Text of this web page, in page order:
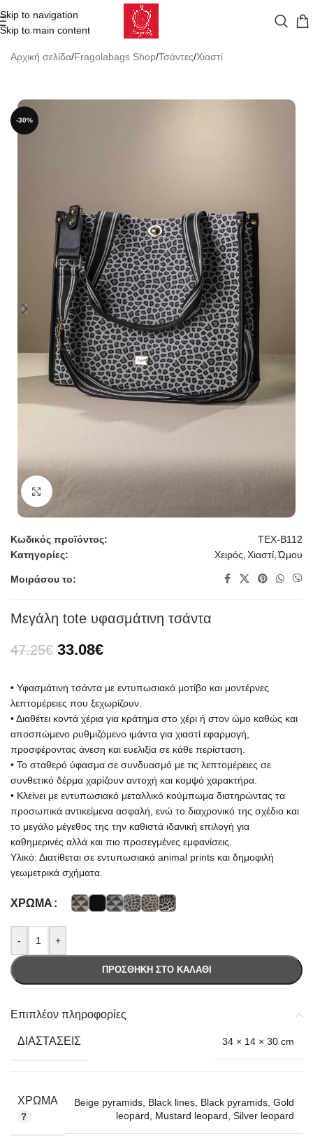
Skip to navigation
Skip to main content
Αρχική σελίδα/Fragolabags Shop/Τσάντες/Χιαστί
-30%
Κλικ για μεγέθυνση
Κωδικός προϊόντος:
TEX-B112
Κατηγορίες:
Χειρός Χιαστί Ώμου
Μοιράσου το:
Μεγάλη tote υφασμάτινη τσάντα
47.25€ 33.08€
• Υφασμάτινη τσάντα με εντυπωσιακό μοτίβο και μοντέρνες
λεπτομέρειες που ξεχωρίζουν.
• Διαθέτει κοντά χέρια για κράτημα στο χέρι ή στον ώμο καθώς και
αποσπώμενο ρυθμιζόμενο ιμάντα για χιαστί εφαρμογή,
προσφέροντας άνεση και ευελιξία σε κάθε περίσταση.
• Το σταθερό ύφασμα σε συνδυασμό με τις λεπτομέρειες σε
συνθετικό δέρμα χαρίζουν αντοχή και κομψό χαρακτήρα.
• Κλείνει με εντυπωσιακό μεταλλικό κούμπωμα διατηρώντας τα
προσωπικά αντικείμενα ασφαλή, ενώ το διαχρονικό της σχέδιο και
το μεγάλο μέγεθος της την καθιστά ιδανική επιλογή για
καθημερινές αλλά και πιο προσεγμένες εμφανίσεις.
Υλικό: Διατίθεται σε εντυπωσιακά animal prints και δημοφιλή
γεωμετρικά σχήματα.
ΧΡΏΜΑ
- +
ΠΡΟΣΘΉΚΗ ΣΤΟ ΚΑΛΆΘΙ
Επιπλέον πληροφορίες
ΔΙΑΣΤΆΣΕΙΣ 34 × 14 × 30 cm
ΧΡΏΜΑ Beige pyramids Black lines Black pyramids Gold
leopard
Mustard leopard Silver leopard